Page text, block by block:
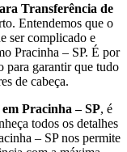
Transferência de
Entendemos que o
ser complicado e
Pracinha – SP. É por
para garantir que tudo
de cabeça.
Pracinha – SP, é
todos os detalhes
– SP nos permite